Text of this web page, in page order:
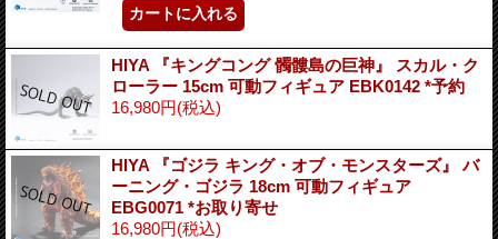
HIYA 『キングコング 髑髏島の巨神』 スカル・ク
ローラー 15cm 可動フィギュア EBK0142 *予約
16,980円(税込)
HIYA 『ゴジラ キング・オブ・モンスターズ』 バ
ーニング・ゴジラ 18cm 可動フィギュア
EBG0071 *お取り寄せ
16,980円(税込)